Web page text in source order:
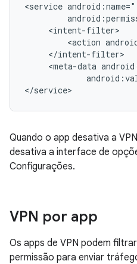
<service
<action
<meta-data
Quando o app desativa a
desativa a interface de
Configurações.
VPN por app
Os apps de VPN podem
permissão para enviar